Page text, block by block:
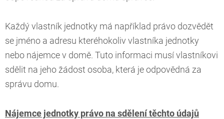
Každý vlastník jednotky má například právo dozvědět
se jméno a adresu kteréhokoliv vlastníka jednotky
nebo nájemce v domě. Tuto informaci musí vlastníkovi
sdělit na jeho žádost osoba, která je odpovědná za
správu domu.
Nájemce jednotky právo na sdělení těchto údajů